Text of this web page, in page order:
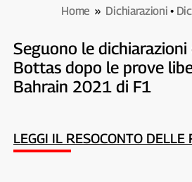
Home » Dichiarazioni •
Seguono le
Bottas dopo le prove
Bahrain 2021 di F1
LEGGI IL RESOCONTO DELLE